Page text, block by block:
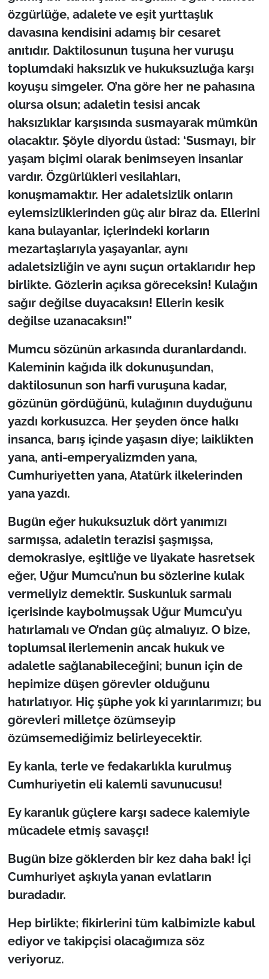
özgürlüğe, adalete ve eşit yurttaşlık
davasına kendisini adamış bir cesaret
anıtıdır. Daktilosunun tuşuna her vuruşu
toplumdaki haksızlık ve hukuksuzluğa karşı
koyuşu simgeler. O’na göre her ne pahasına
olursa olsun; adaletin tesisi ancak
haksızlıklar karşısında susmayarak mümkün
olacaktır. Şöyle diyordu üstad: ‘Susmayı, bir
yaşam biçimi olarak benimseyen insanlar
vardır. Özgürlükleri vesilahları,
konuşmamaktır. Her adaletsizlik onların
eylemsizliklerinden güç alır biraz da. Ellerini
kana bulayanlar, içlerindeki korların
mezartaşlarıyla yaşayanlar, aynı
adaletsizliğin ve aynı suçun ortaklarıdır hep
birlikte. Gözlerin açıksa göreceksin! Kulağın
sağır değilse duyacaksın! Ellerin kesik
değilse uzanacaksın!”
Mumcu sözünün arkasında duranlardandı.
Kaleminin kağıda ilk dokunuşundan,
daktilosunun son harfi vuruşuna kadar,
gözünün gördüğünü, kulağının duyduğunu
yazdı korkusuzca. Her şeyden önce halkı
insanca, barış içinde yaşasın diye; laiklikten
yana, anti-emperyalizmden yana,
Cumhuriyetten yana, Atatürk ilkelerinden
yana yazdı.
Bugün eğer hukuksuzluk dört yanımızı
sarmışsa, adaletin terazisi şaşmışsa,
demokrasiye, eşitliğe ve liyakate hasretsek
eğer, Uğur Mumcu’nun bu sözlerine kulak
vermeliyiz demektir. Suskunluk sarmalı
içerisinde kaybolmuşsak Uğur Mumcu’yu
hatırlamalı ve O’ndan güç almalıyız. O bize,
toplumsal ilerlemenin ancak hukuk ve
adaletle sağlanabileceğini; bunun için de
hepimize düşen görevler olduğunu
hatırlatıyor. Hiç şüphe yok ki yarınlarımızı; bu
görevleri milletçe özümseyip
özümsemediğimiz belirleyecektir.
Ey kanla, terle ve fedakarlıkla kurulmuş
Cumhuriyetin eli kalemli savunucusu!
Ey karanlık güçlere karşı sadece kalemiyle
mücadele etmiş savaşçı!
Bugün bize göklerden bir kez daha bak! İçi
Cumhuriyet aşkıyla yanan evlatların
buradadır.
Hep birlikte; fikirlerini tüm kalbimizle kabul
ediyor ve takipçisi olacağımıza söz
veriyoruz.